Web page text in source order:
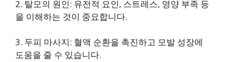
2. 탈모의 원인: 유전적 요인, 스트레스, 영양 부족 등
을 이해하는 것이 중요합니다.
3. 두피 마사지: 혈액 순환을 촉진하고 모발 성장에
도움을 줄 수 있습니다.